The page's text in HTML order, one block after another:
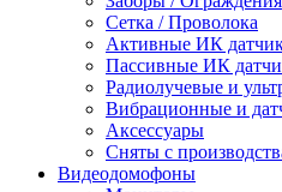
Сетка / Проволока
Активные ИК
Пассивные ИК
Радиолучевые и
Вибрационные и
Аксессуары
Сняты с
Видеодомофоны